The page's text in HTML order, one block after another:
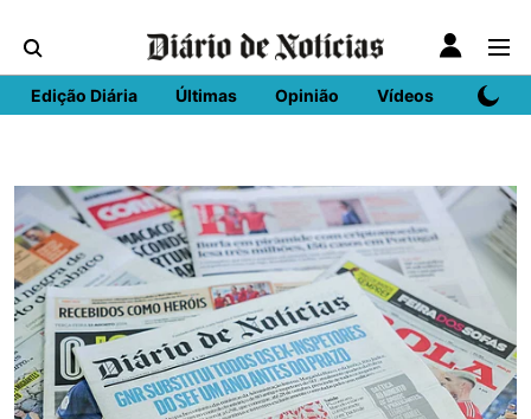
Edição Diária Últimas Opinião Vídeos DN